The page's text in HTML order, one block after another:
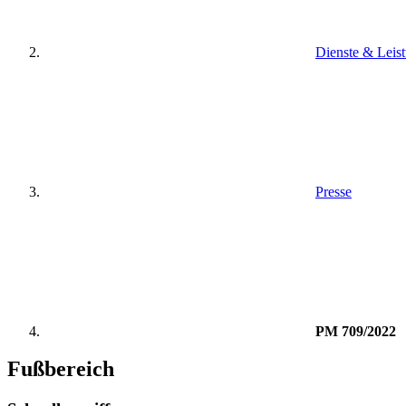
Dienste &
Presse
PM 709/2022
Fußbereich